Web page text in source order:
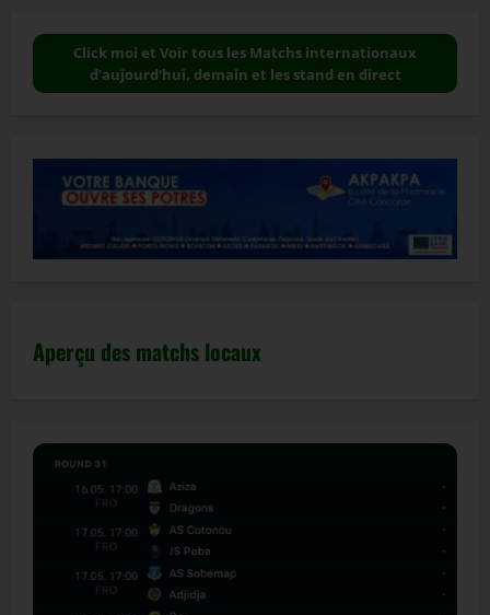
Click moi et Voir tous les Matchs internationaux
d'aujourd'hui, demain et les stand en direct
Aperçu des matchs locaux